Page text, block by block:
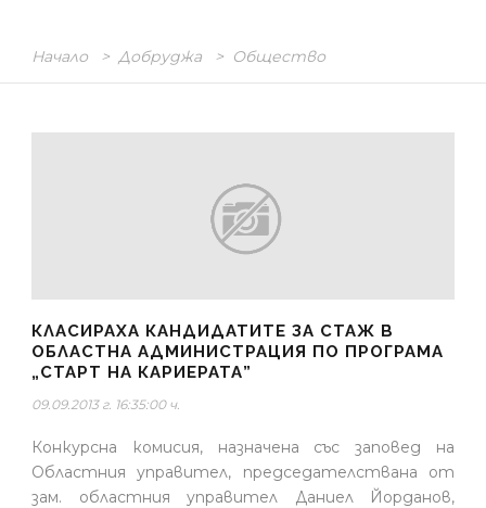
Начало > Добруджа > Общество
КЛАСИРАХА КАНДИДАТИТЕ ЗА СТАЖ В
ОБЛАСТНА АДМИНИСТРАЦИЯ ПО ПРОГРАМА
„СТАРТ НА КАРИЕРАТА”
09.09.2013 г. 16:35:00 ч.
Конкурсна комисия, назначена със заповед на
Областния управител, председателствана от
зам. областния управител Даниел Йорданов,